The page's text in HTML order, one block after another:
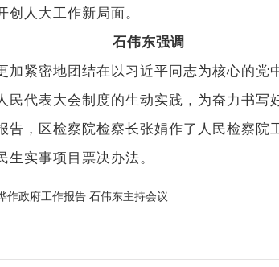
人大工作新局面。
石伟东强调
密地团结在以习近平同志为核心的党
代表大会制度的生动实践，为奋力书写
区检察院检察长张娟作了人民检察院
实事项目票决办法。
作政府工作报告 石伟东主持会议